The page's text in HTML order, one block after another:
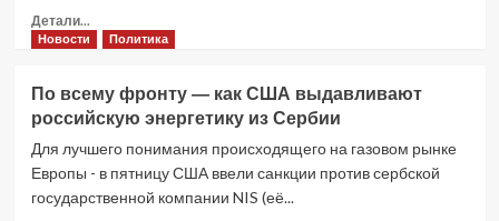
системы
платежей
Детали...
больше
Новая
реальность
—
Европы
Новости Политика
По всему фронту — как США выдавливают
российскую энергетику из Сербии
Для лучшего понимания происходящего на газовом рынке
Европы - в пятницу США ввели санкции против сербской
государственной компании NIS (её...